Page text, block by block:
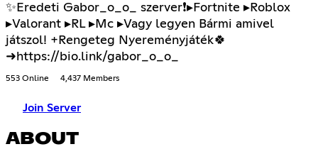
✨Eredeti Gabor_o_o_ szerver❗▸Fortnite ▸Roblox
▸Valorant ▸RL ▸Mc ▸Vagy legyen Bármi amivel
játszol! +Rengeteg Nyereményjáték🍀
➜https://bio.link/gabor_o_o_
553 Online 4,437 Members
Join Server
ABOUT